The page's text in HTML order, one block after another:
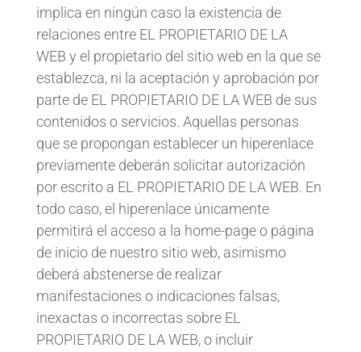
implica en ningún caso la existencia de
relaciones entre EL PROPIETARIO DE LA
WEB y el propietario del sitio web en la que se
establezca, ni la aceptación y aprobación por
parte de EL PROPIETARIO DE LA WEB de sus
contenidos o servicios. Aquellas personas
que se propongan establecer un hiperenlace
previamente deberán solicitar autorización
por escrito a EL PROPIETARIO DE LA WEB. En
todo caso, el hiperenlace únicamente
permitirá el acceso a la home-page o página
de inicio de nuestro sitio web, asimismo
deberá abstenerse de realizar
manifestaciones o indicaciones falsas,
inexactas o incorrectas sobre EL
PROPIETARIO DE LA WEB, o incluir